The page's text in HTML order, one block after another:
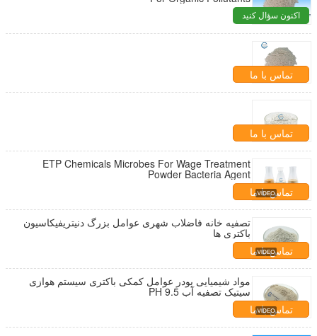
اکنون سؤال کنید
تماس با ما
تماس با ما
ETP Chemicals Microbes For Wage Treatment
Powder Bacteria Agent
تماس با ما
تصفیه خانه فاضلاب شهری عوامل بزرگ دنیتریفیکاسیون
باکتری ها
تماس با ما
مواد شیمیایی پودر عوامل کمکی باکتری سیستم هوازی
سپتیک تصفیه آب PH 9.5
تماس با ما